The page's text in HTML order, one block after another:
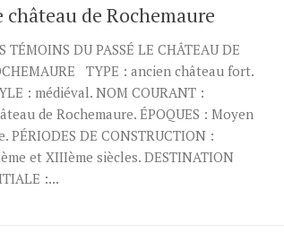
château de Rochemaure
TÉMOINS DU PASSÉ LE CHÂTEAU DE
TYPE : ancien château fort.
: médiéval. NOM COURANT :
de Rochemaure. ÉPOQUES : Moyen
PÉRIODES DE CONSTRUCTION :
et XIIIème siècles. DESTINATION
:...